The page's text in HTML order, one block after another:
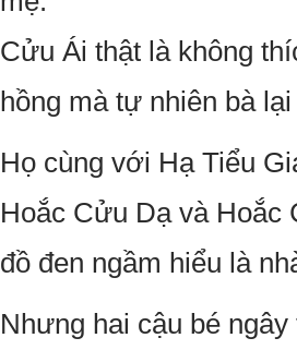
Cửu Ái thật là không
hồng mà tự nhiên bà
Họ cùng với Hạ Tiểu
Hoắc Cửu Dạ và Hoắc
đồ đen ngầm hiểu là
Nhưng hai cậu bé